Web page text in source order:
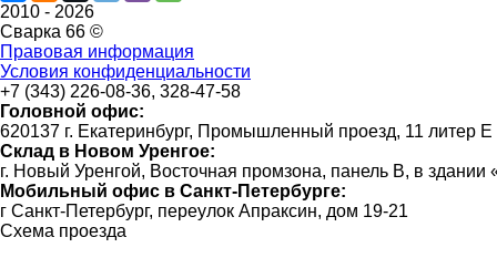
2010 - 2026
Сварка 66 ©
Правовая информация
Условия конфиденциальности
+7 (343) 226-08-36, 328-47-58
Головной офис:
620137 г. Екатеринбург, Промышленный проезд, 11 литер Е
Склад в Новом Уренгое:
г. Новый Уренгой, Восточная промзона, панель В, в
Мобильный офис в Санкт-Петербурге:
г Санкт-Петербург, переулок Апраксин, дом 19-21
Схема проезда